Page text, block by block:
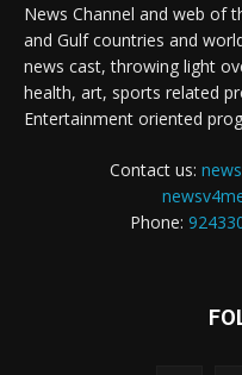
News Channel and web of
and Gulf countries and
news cast, throwing light
health, art, sports related
Entertainment oriented
Contact us:
Phone: